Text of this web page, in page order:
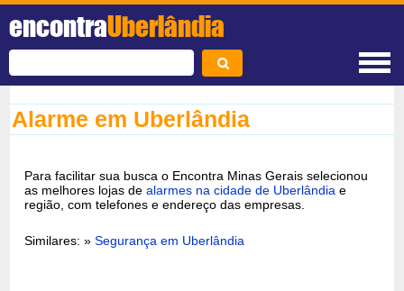
encontraUberlândia
Alarme em Uberlândia
Para facilitar sua busca o Encontra Minas Gerais selecionou
as melhores lojas dealarmes na cidade de Uberlândia e
região, com telefones e endereço das empresas.
Similares: »Segurança em Uberlândia